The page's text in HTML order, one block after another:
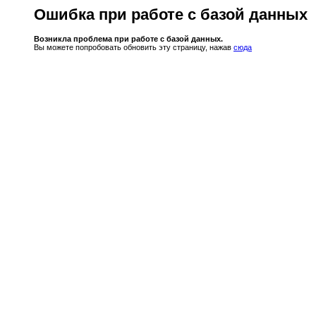
Ошибка при работе с базой данных
Возникла проблема при работе с базой данных.
Вы можете попробовать обновить эту страницу, нажав сюда